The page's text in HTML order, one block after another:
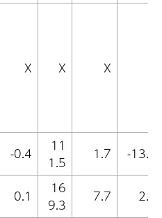
X X X
-0.4
11
1.5
1.7
-13.7
0.1
16
9.3
7.7
2.8